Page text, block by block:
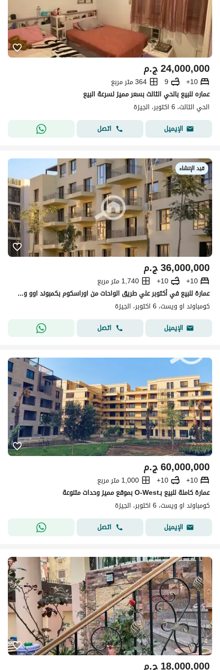
ج.م24,000,000
10+
9
364 متر مربع
عماره للبيع بالحي الثالث بسعر مميز لسرعة البيع
الحي الثالث، 6 اكتوبر، الجيزة
الإيميل
اتصل
قيد الإنشاء
ج.م36,000,000
10+
10+
1,740 متر مربع
عمارة للبيع في أكتوبر علي طريق الواحات من اوراسكوم بكمبوند اوو وست O West
كومباوند او ويست، 6 اكتوبر، الجيزة
الإيميل
اتصل
ج.م60,000,000
10+
10+
1,000 متر مربع
عمارة كاملة للبيع بـO-West بموقع مميز وحدات متنوعة
كومباوند او ويست، 6 اكتوبر، الجيزة
الإيميل
اتصل
ج.م18,000,000